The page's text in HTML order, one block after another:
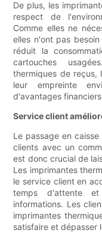
De plus, les
respect de
Comme elles ne
elles n'ont pas
réduit la
cartouches
thermiques de reçus,
leur empreinte
d'avantages
Service client
Le passage en
clients avec un
est donc crucial de
Les imprimantes
le service client en
temps d'attente
informations. Les
imprimantes
satisfaire et dépasser